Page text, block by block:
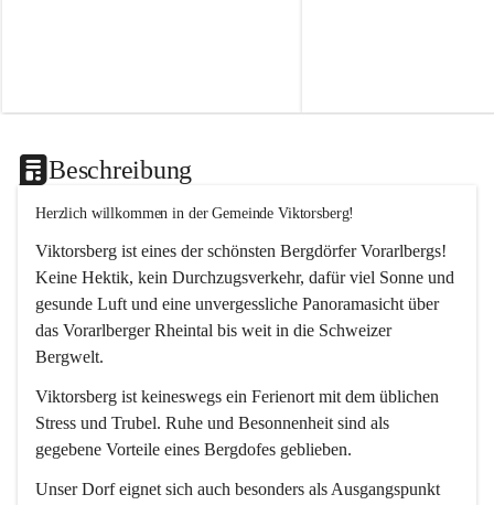
Beschreibung
Herzlich willkommen in der Gemeinde Viktorsberg!
Viktorsberg ist eines der schönsten Bergdörfer Vorarlbergs!
Keine Hektik, kein Durchzugsverkehr, dafür viel Sonne und
gesunde Luft und eine unvergessliche Panoramasicht über
das Vorarlberger Rheintal bis weit in die Schweizer
Bergwelt.
Viktorsberg ist keineswegs ein Ferienort mit dem üblichen
Stress und Trubel. Ruhe und Besonnenheit sind als
gegebene Vorteile eines Bergdofes geblieben.
Unser Dorf eignet sich auch besonders als Ausgangspunkt